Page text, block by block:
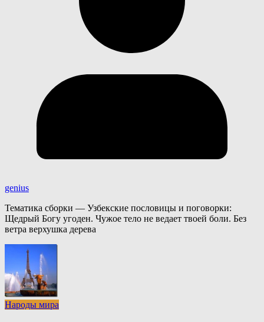
genius
Тематика сборки — Узбекские пословицы и поговорки:
Щедрый Богу угоден. Чужое тело не ведает твоей боли. Без
ветра верхушка дерева
Народы мира